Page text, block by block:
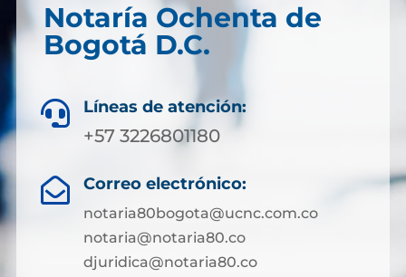
Notaría Ochenta de
Bogotá D.C.
 Líneas de atención:
+57 3226801180
 Correo electrónico:
notaria80bogota@ucnc.com.co
notaria@notaria80.co
djuridica@notaria80.co